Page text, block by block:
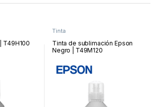
T49H100
Tinta
Tinta de sublimación Epson
Negro | T49M120